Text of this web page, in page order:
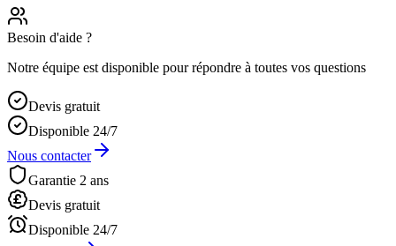
Besoin d'aide ?
Notre équipe est disponible pour répondre à toutes vos questions
Devis gratuit
Disponible 24/7
Nous contacter
Garantie 2 ans
Devis gratuit
Disponible 24/7